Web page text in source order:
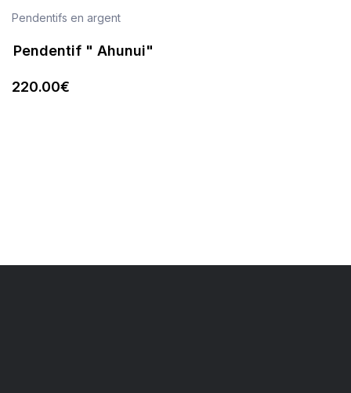
Pendentifs en argent
Pendentif " Ahunui"
220.00€